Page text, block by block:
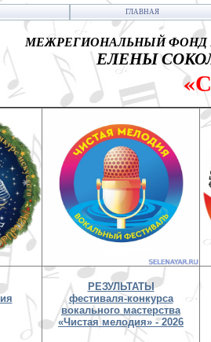
ГЛАВНАЯ
МЕЖРЕГИОНАЛЬНЫЙ ФОНД
ЕЛЕНЫ
РЕЗУЛЬТАТЫ
фестиваля-конкурса
вокального мастерства
«Чистая мелодия» - 2026